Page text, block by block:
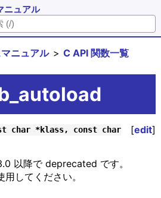
ニュアル
ニュアル
C API 関数一覧
[edit]
char *klass, const char
以降で deprecated です。
してください。